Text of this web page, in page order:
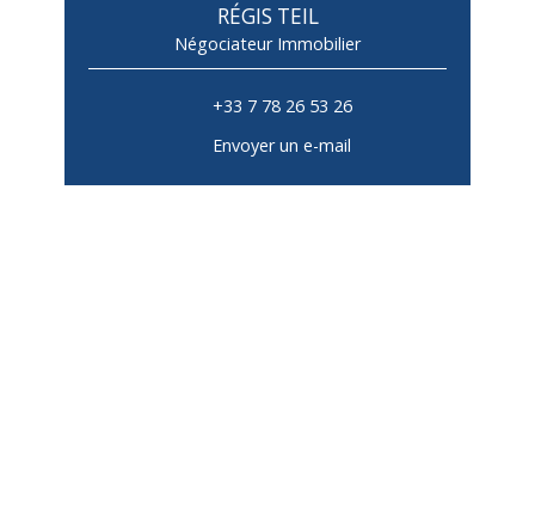
RÉGIS TEIL
Négociateur Immobilier
+33 7 78 26 53 26
Envoyer un e-mail